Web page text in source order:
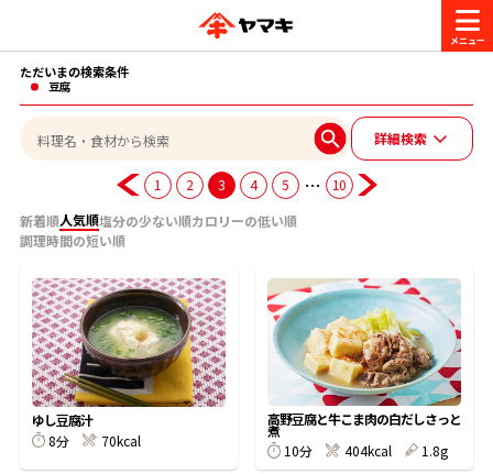
商品情報
ヤマキ『めんつゆ』 ヤマキ 割烹白だし
レシピ
おいしいレシピを探す
おいしいレシピトップ
主食レシピ
主菜レシピ
かつお節・だしを楽しむ
かつお節・だしを知る
だしの取り方
かつお節の削り方
CM・キャンペーン
キャンペーン一覧
企業・採用情報
企業情報
お問い合わせ
ただいまの検索条件
豆腐
詳細検索
1 2 3 4 5 …
10
新着順人気順塩分の少ない順カロリーの低い順
調理時間の短い順
ゆし豆腐汁
8分
70kcal
高野豆腐と牛こま肉の白だしさっと
煮
10分
404kcal 1.8g